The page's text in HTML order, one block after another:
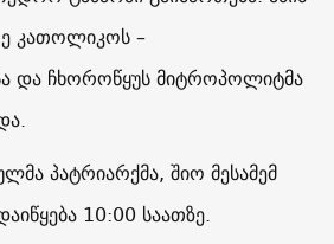
ე კათოლიკოს –
და ჩხოროწყუს მიტროპოლიტმა
პატრიარქმა, შიო მესამემ
10:00 საათზე.